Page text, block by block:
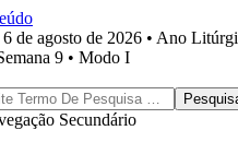
de agosto de 2026 • Ano
9 • Modo I
Secundário